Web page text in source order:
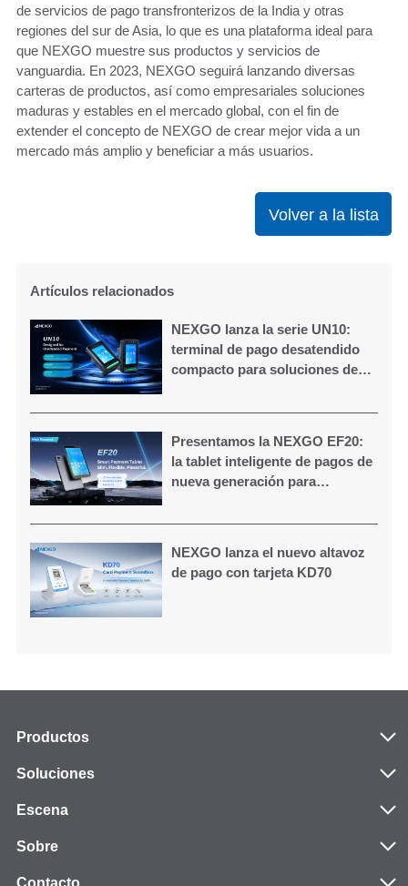
de servicios de pago transfronterizos de la India y otras
regiones del sur de Asia, lo que es una plataforma ideal para
que NEXGO muestre sus productos y servicios de
vanguardia. En 2023, NEXGO seguirá lanzando diversas
carteras de productos, así como empresariales soluciones
maduras y estables en el mercado global, con el fin de
extender el concepto de NEXGO de crear mejor vida a un
mercado más amplio y beneficiar a más usuarios.
Volver a la lista
Artículos relacionados
NEXGO lanza la serie UN10:
terminal de pago desatendido
compacto para soluciones de
Presentamos la NEXGO EF20:
la tablet inteligente de pagos de
nueva generación para
NEXGO lanza el nuevo altavoz
de pago con tarjeta KD70
Productos
Soluciones
Escena
Sobre